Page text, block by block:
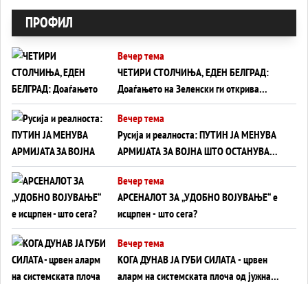
ПРОФИЛ
Вечер тема
ЧЕТИРИ СТОЛЧИЊА, ЕДЕН БЕЛГРАД:
Доаѓањето на Зеленски ги открива
тајните на политиката на балансирање
на Вучиќ
Вечер тема
Русија и реалноста: ПУТИН ЈА МЕНУВА
АРМИЈАТА ЗА ВОЈНА ШТО ОСТАНУВА
БЕЗ ФРОНТ
Вечер тема
АРСЕНАЛОТ ЗА „УДОБНО ВОЈУВАЊЕ“ е
исцрпен - што сега?
Вечер тема
КОГА ДУНАВ ЈА ГУБИ СИЛАТА - црвен
аларм на системската плоча од јужна